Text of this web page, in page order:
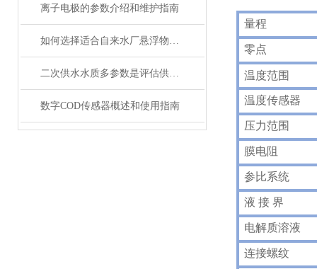
离子电极的参数介绍和维护指南
如何选择适合自来水厂悬浮物在线监测仪？
二次供水水质多参数是评估供水安全的关键指标
数字COD传感器概述和使用指南
量程
零点
温度范围
温度传感器
压力范围
膜电阻
参比系统
液 接 界
电解质溶液
连接螺纹